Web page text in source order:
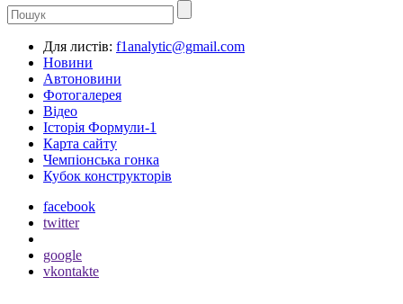
Для листів: f1analytic@gmail.com
Новини
Автоновини
Фотогалерея
Відео
Історія Формули-1
Карта сайту
Чемпіонська гонка
Кубок конструкторів
facebook
twitter
google
vkontakte